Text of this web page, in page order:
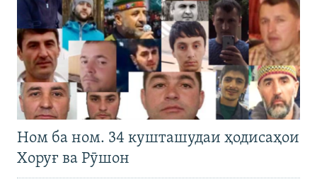
Ном ба ном. 34 кушташудаи ҳодисаҳои
Хоруғ ва Рӯшон